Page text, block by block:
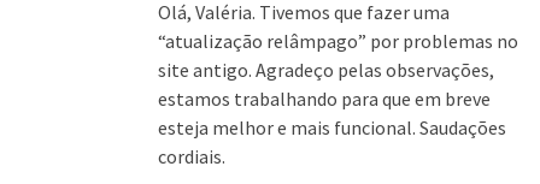
Olá, Valéria. Tivemos que fazer uma
“atualização relâmpago” por problemas no
site antigo. Agradeço pelas observações,
estamos trabalhando para que em breve
esteja melhor e mais funcional. Saudações
cordiais.